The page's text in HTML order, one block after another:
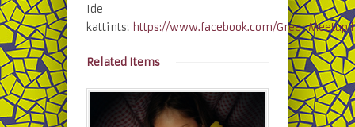
Ide
kattints: https://www.facebook.com/
Related Items